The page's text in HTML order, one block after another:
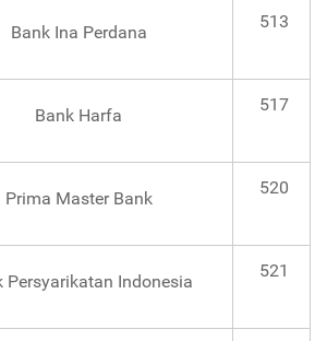
Bank Ina Perdana
513
Bank Harfa
517
Prima Master Bank
520
Persyarikatan Indonesia
521